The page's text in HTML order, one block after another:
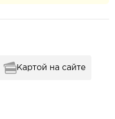
Картой на сайте